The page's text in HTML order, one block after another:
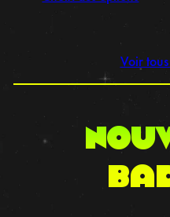
Voir